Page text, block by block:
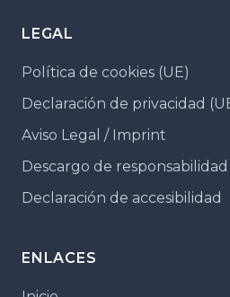
LEGAL
Política de cookies (UE)
Declaración de privacidad
Aviso Legal / Imprint
Descargo de responsabilidad
Declaración de accesibilidad
ENLACES